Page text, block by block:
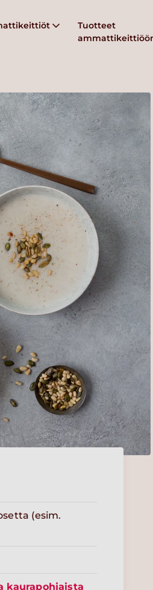
Tuotteet
(esim.
kaurapohjaista